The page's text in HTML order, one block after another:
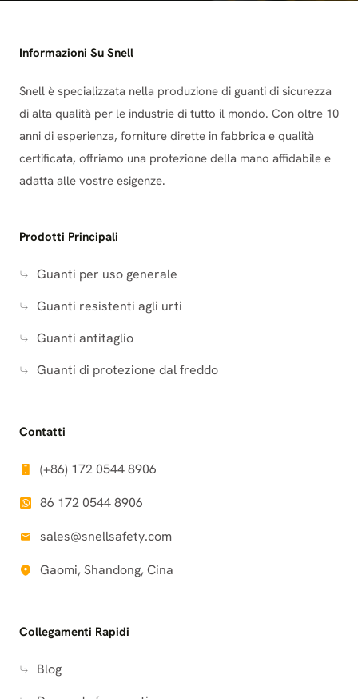
Informazioni Su Snell
Snell è specializzata nella produzione di guanti di sicurezza
di alta qualità per le industrie di tutto il mondo. Con oltre 10
anni di esperienza, forniture dirette in fabbrica e qualità
certificata, offriamo una protezione della mano affidabile e
adatta alle vostre esigenze.
Prodotti Principali
Guanti per uso generale
Guanti resistenti agli urti
Guanti antitaglio
Guanti di protezione dal freddo
Contatti
(+86) 172 0544 8906
86 172 0544 8906
sales@snellsafety.com
Gaomi, Shandong, Cina
Collegamenti Rapidi
Blog